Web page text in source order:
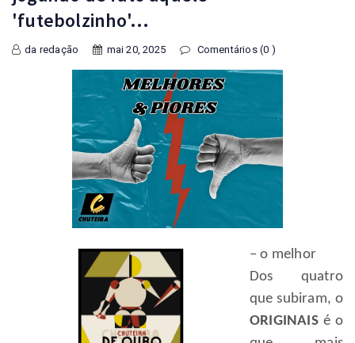
'futebolzinho'...
da redação mai 20, 2025 Comentários (0 )
– o melhor
Dos quatro
que subiram, o
ORIGINAISé o